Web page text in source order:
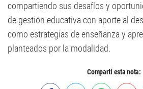
compartiendo sus desafíos y
de gestión educativa con aporte al
como estrategias de enseñanza y
planteados por la modalidad.
Compartí esta nota: